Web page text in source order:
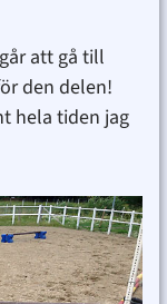
att gå till
den delen!
hela tiden jag